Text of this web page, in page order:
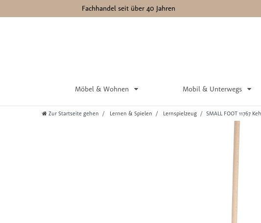
Fachhandel seit über 40 Jahren
Möbel & Wohnen Mobil & Unterwegs
Zur Startseite gehen Lernen & Spielen Lernspielzeug
SMALL FOOT 11767